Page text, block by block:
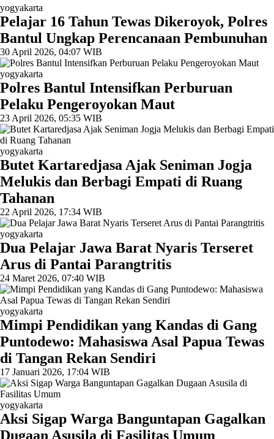
yogyakarta
Pelajar 16 Tahun Tewas Dikeroyok, Polres
Bantul Ungkap Perencanaan Pembunuhan
30 April 2026, 04:07 WIB
yogyakarta
Polres Bantul Intensifkan Perburuan
Pelaku Pengeroyokan Maut
23 April 2026, 05:35 WIB
yogyakarta
Butet Kartaredjasa Ajak Seniman Jogja
Melukis dan Berbagi Empati di Ruang
Tahanan
22 April 2026, 17:34 WIB
yogyakarta
Dua Pelajar Jawa Barat Nyaris Terseret
Arus di Pantai Parangtritis
24 Maret 2026, 07:40 WIB
yogyakarta
Mimpi Pendidikan yang Kandas di Gang
Puntodewo: Mahasiswa Asal Papua Tewas
di Tangan Rekan Sendiri
17 Januari 2026, 17:04 WIB
yogyakarta
Aksi Sigap Warga Banguntapan Gagalkan
Dugaan Asusila di Fasilitas Umum